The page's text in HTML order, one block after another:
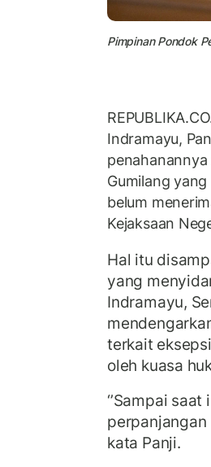
Pimpinan Pondok
Indramayu,
Gumilang
belum
Kejaksaan
Hal itu
yang
Indramayu,
terkait
oleh kuasa
‘’Sampai
perpanjangan
kata Panji.